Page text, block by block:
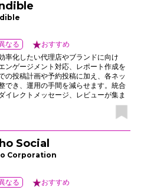
SNS運用をスピーディーに進めたいチ
ィアスケジューラーです。
なる おすすめ
率化したい代理店やブランドに向け
ンゲージメント対応、レポート作成を
の投稿計画や予約投稿に加え、各ネッ
でき、運用の手間を減らせます。統合
イレクトメッセージ、レビューが集ま
さらに、承認ワークフローでブランド
ながら、コンテンツのアイデア出し、
けレポート作成までまとめて対応で
レッドシート管理に追われず、チーム
めやすいのも特長です。
Social
Corporation
なる おすすめ